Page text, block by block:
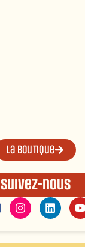
La boutique
Suivez-nous